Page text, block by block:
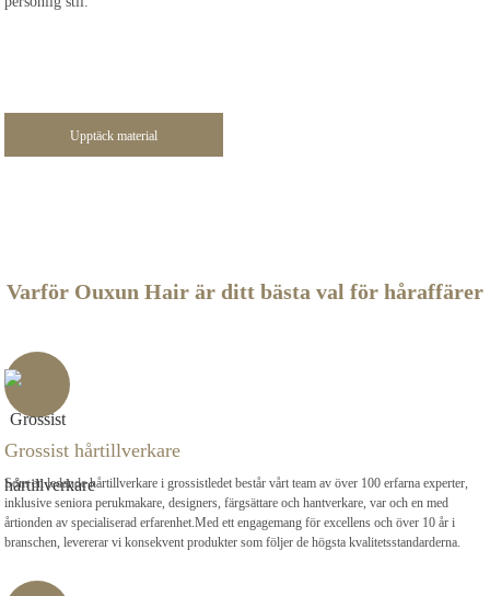
Upptäck material
Varför Ouxun Hair är ditt bästa val för håraffärer
Grossist hårtillverkare
Som en ledande hårtillverkare i grossistledet består vårt team av över 100 erfarna experter,
inklusive seniora perukmakare, designers, färgsättare och hantverkare, var och en med
årtionden av specialiserad erfarenhet.Med ett engagemang för excellens och över 10 år i
branschen, levererar vi konsekvent produkter som följer de högsta kvalitetsstandarderna.